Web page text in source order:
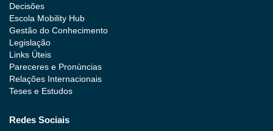
Decisões
Escola Mobility Hub
Gestão do Conhecimento
Legislação
Links Úteis
Pareceres e Pronúncias
Relações Internacionais
Teses e Estudos
Redes Sociais